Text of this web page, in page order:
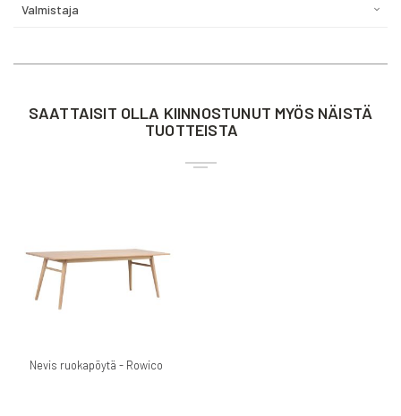
Valmistaja
SAATTAISIT OLLA KIINNOSTUNUT MYÖS NÄISTÄ
TUOTTEISTA
Nevis ruokapöytä - Rowico